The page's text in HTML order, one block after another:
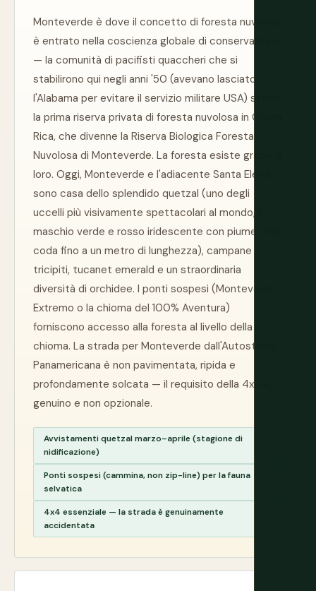
Monteverde è dove il concetto di foresta nuvolosa
è entrato nella coscienza globale di conservazione
— la comunità di pacifisti quaccheri che si
stabilirono qui negli anni '50 (avevano lasciato
l'Alabama per evitare il servizio militare USA) stabilì
la prima riserva privata di foresta nuvolosa in Costa
Rica, che divenne la Riserva Biologica Foresta
Nuvolosa di Monteverde. La foresta esiste grazie a
loro. Oggi, Monteverde e l'adiacente Santa Elena
sono casa dello splendido quetzal (uno degli
uccelli più visivamente spettacolari al mondo, il
maschio verde e rosso iridescente con piume della
coda fino a un metro di lunghezza), campane
tricipiti, tucanet emerald e un straordinaria
diversità di orchidee. I ponti sospesi (Monteverde
Extremo o la chioma del 100% Aventura)
forniscono accesso alla foresta al livello della
chioma. La strada per Monteverde dall'Autostrada
Panamericana è non pavimentata, ripida e
profondamente solcata — il requisito della 4x4 è
genuino e non opzionale.
Avvistamenti quetzal marzo–aprile (stagione di
nidificazione)
Ponti sospesi (cammina, non zip-line) per la fauna
selvatica
4x4 essenziale — la strada è genuinamente
accidentata